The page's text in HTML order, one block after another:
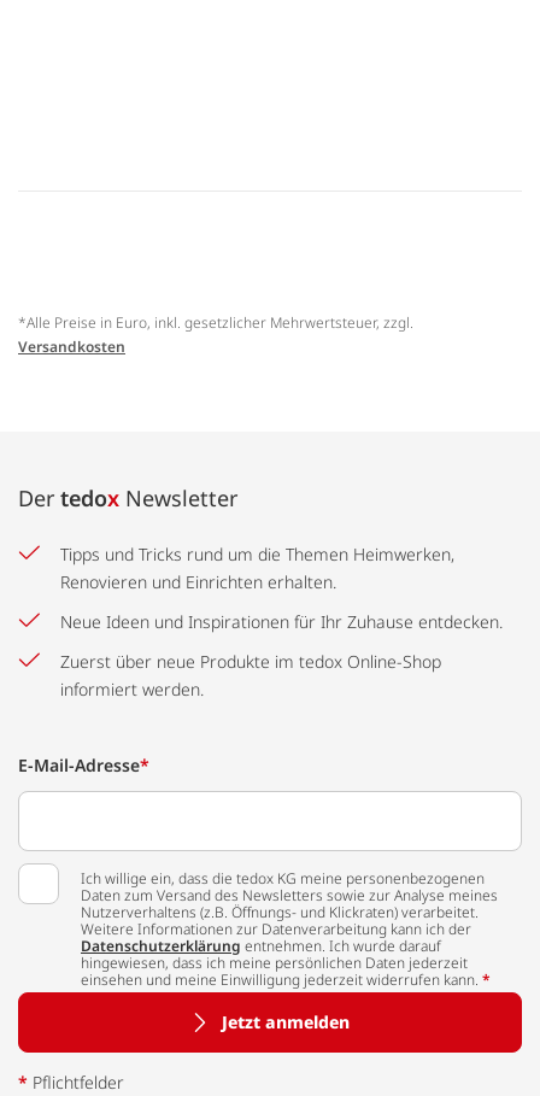
*Alle Preise in Euro, inkl. gesetzlicher Mehrwertsteuer, zzgl.
Versandkosten
Der tedox Newsletter
Tipps und Tricks rund um die Themen Heimwerken,
Renovieren und Einrichten erhalten.
Neue Ideen und Inspirationen für Ihr Zuhause entdecken.
Zuerst über neue Produkte im tedox Online-Shop
informiert werden.
E-Mail-Adresse*
Ich willige ein, dass die tedox KG meine personenbezogenen
Daten zum Versand des Newsletters sowie zur Analyse meines
Nutzerverhaltens (z.B. Öffnungs- und Klickraten) verarbeitet.
Weitere Informationen zur Datenverarbeitung kann ich der
Datenschutzerklärung entnehmen. Ich wurde darauf
hingewiesen, dass ich meine persönlichen Daten jederzeit
einsehen und meine Einwilligung jederzeit widerrufen kann. *
Jetzt anmelden
* Pflichtfelder